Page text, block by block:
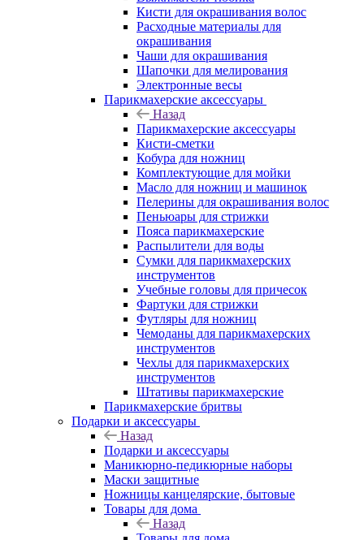
Кисти для окрашивания волос
Расходные материалы для
окрашивания
Чаши для окрашивания
Шапочки для мелирования
Электронные весы
Парикмахерские аксессуары
Назад
Парикмахерские аксессуары
Кисти-сметки
Кобура для ножниц
Комплектующие для мойки
Масло для ножниц и машинок
Пелерины для окрашивания волос
Пеньюары для стрижки
Пояса парикмахерские
Распылители для воды
Сумки для парикмахерских
инструментов
Учебные головы для причесок
Фартуки для стрижки
Футляры для ножниц
Чемоданы для парикмахерских
инструментов
Чехлы для парикмахерских
инструментов
Штативы парикмахерские
Парикмахерские бритвы
Подарки и аксессуары
Назад
Подарки и аксессуары
Маникюрно-педикюрные наборы
Маски защитные
Ножницы канцелярские, бытовые
Товары для дома
Назад